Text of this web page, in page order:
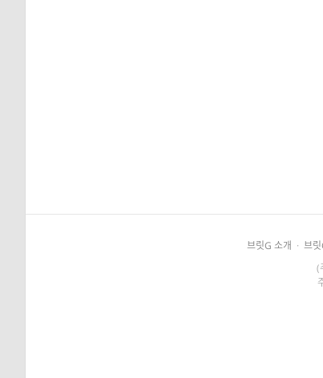
브릿G 소개 · 브릿
(